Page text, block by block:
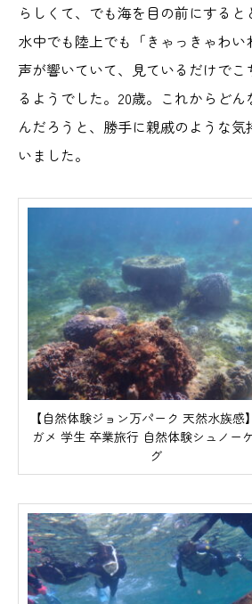
らしくて、でも海を目の前にすると
水中でも陸上でも「きゃっきゃわい
声が響いていて、見ているだけで
るようでした。20歳。これからどん
んだろうと、勝手に親戚のような気
いました。
【自然体験ジョン万パーク 天然水族感
ガメ 学生 卒業旅行 自然体験シュノー
グ